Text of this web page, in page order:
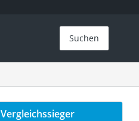
Suchen
Vergleichssieger